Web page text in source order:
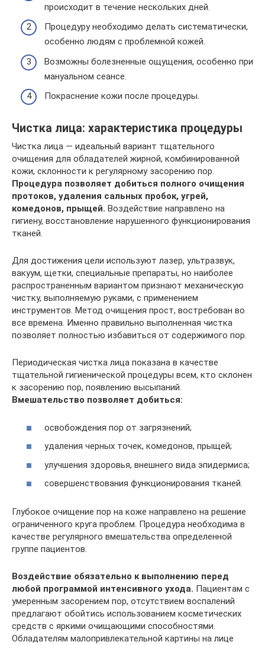
происходит в течение нескольких дней.
Процедуру необходимо делать систематически,
особенно людям с проблемной кожей.
Возможны болезненные ощущения, особенно при
мануальном сеансе.
Покраснение кожи после процедуры.
Чистка лица: характеристика процедуры
Чистка лица — идеальный вариант тщательного
очищения для обладателей жирной, комбинированной
кожи, склонности к регулярному засорению пор.
Процедура позволяет добиться полного очищения
протоков, удаления сальных пробок, угрей,
комедонов, прыщей. Воздействие направлено на
гигиену, восстановление нарушенного функционирования
тканей.
Для достижения цели используют лазер, ультразвук,
вакуум, щетки, специальные препараты, но наиболее
распространенным вариантом признают механическую
чистку, выполняемую руками, с применением
инструментов. Метод очищения прост, востребован во
все времена. Именно правильно выполненная чистка
позволяет полностью избавиться от содержимого пор.
Периодическая чистка лица показана в качестве
тщательной гигиенической процедуры всем, кто склонен
к засорению пор, появлению высыпаний.
Вмешательство позволяет добиться:
освобождения пор от загрязнений;
удаления черных точек, комедонов, прыщей;
улучшения здоровья, внешнего вида эпидермиса;
совершенствования функционирования тканей.
Глубокое очищение пор на коже направлено на решение
ограниченного круга проблем. Процедура необходима в
качестве регулярного вмешательства определенной
группе пациентов.
Воздействие обязательно к выполнению перед
любой программой интенсивного ухода. Пациентам с
умеренным засорением пор, отсутствием воспалений
предлагают обойтись использованием косметических
средств с яркими очищающими способностями.
Обладателям малопривлекательной картины на лице